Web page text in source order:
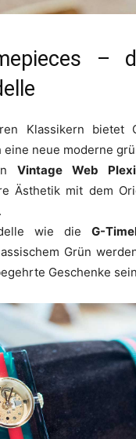
–
Klassikern bietet
eine neue moderne
Vintage Web
Ästhetik mit dem
wie die G-
Grün
Geschenke